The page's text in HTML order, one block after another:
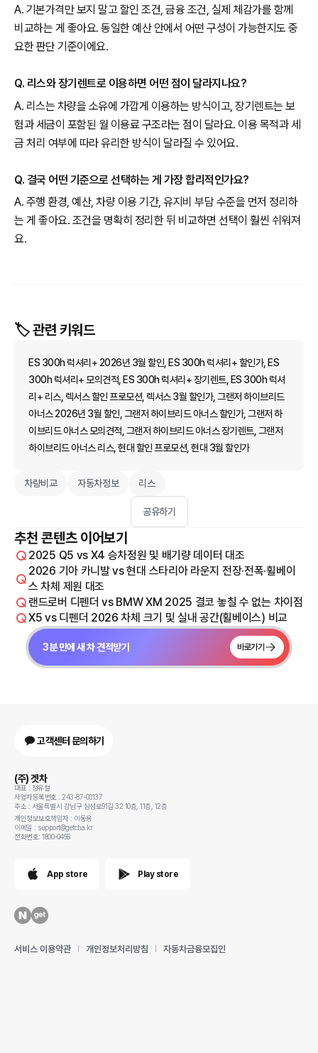
A. 기본가격만 보지 말고 할인 조건, 금융 조건, 실제 체감가를 함께
비교하는 게 좋아요. 동일한 예산 안에서 어떤 구성이 가능한지도 중
요한 판단 기준이에요.
Q. 리스와 장기렌트로 이용하면 어떤 점이 달라지나요?
A. 리스는 차량을 소유에 가깝게 이용하는 방식이고, 장기렌트는 보
험과 세금이 포함된 월 이용료 구조라는 점이 달라요. 이용 목적과 세
금 처리 여부에 따라 유리한 방식이 달라질 수 있어요.
Q. 결국 어떤 기준으로 선택하는 게 가장 합리적인가요?
A. 주행 환경, 예산, 차량 이용 기간, 유지비 부담 수준을 먼저 정리하
는 게 좋아요. 조건을 명확히 정리한 뒤 비교하면 선택이 훨씬 쉬워져
요.
🏷️ 관련 키워드
ES 300h 럭셔리+ 2026년 3월 할인, ES 300h 럭셔리+ 할인가, ES
300h 럭셔리+ 모의견적, ES 300h 럭셔리+ 장기렌트, ES 300h 럭셔
리+ 리스, 렉서스 할인 프로모션, 렉서스 3월 할인가, 그랜저 하이브리드
아너스 2026년 3월 할인, 그랜저 하이브리드 아너스 할인가, 그랜저 하
이브리드 아너스 모의견적, 그랜저 하이브리드 아너스 장기렌트, 그랜저
하이브리드 아너스 리스, 현대 할인 프로모션, 현대 3월 할인가
차량비교 자동차정보 리스
공유하기
추천 콘텐츠 이어보기
2025 Q5 vs X4 승차정원 및 배기량 데이터 대조
2026 기아 카니발 vs 현대 스타리아 라운지 전장·전폭·휠베이
스 차체 제원 대조
랜드로버 디펜더 vs BMW XM 2025 결코 놓칠 수 없는 차이점
X5 vs 디펜더 2026 차체 크기 및 실내 공간(휠베이스) 비교
3분 만에 새 차 견적받기 바로가기
고객센터 문의하기
(주) 겟차
대표 : 정유철
사업자등록번호 : 243-87-00137
주소 : 서울특별시 강남구 삼성로91길 32 10층, 11층, 12층
개인정보보호책임자 : 이동용
이메일 : support@getcha.kr
전화번호: 1800-0456
App store Play store
서비스 이용약관 개인정보처리방침 자동차금융모집인